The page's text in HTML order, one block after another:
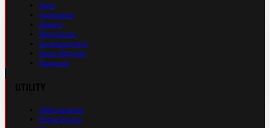
Auto
Autosprint
Inmoto
Motosprint
Guerinsportivo
Sport Network
Fantacup
Abbonamenti
Prima Pagina